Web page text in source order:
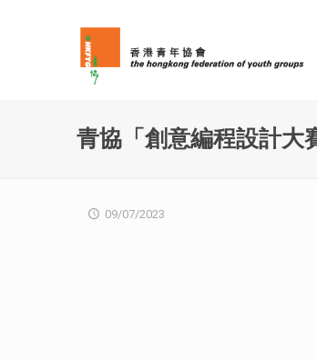
青協「創意編程設計大
09/07/2023